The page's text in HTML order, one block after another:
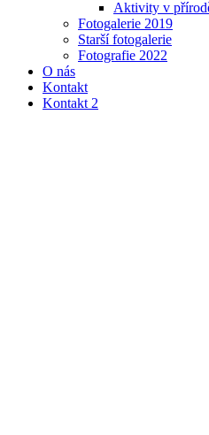
Aktivity v
Fotogalerie 2019
Starší fotogalerie
Fotografie 2022
O nás
Kontakt
Kontakt 2